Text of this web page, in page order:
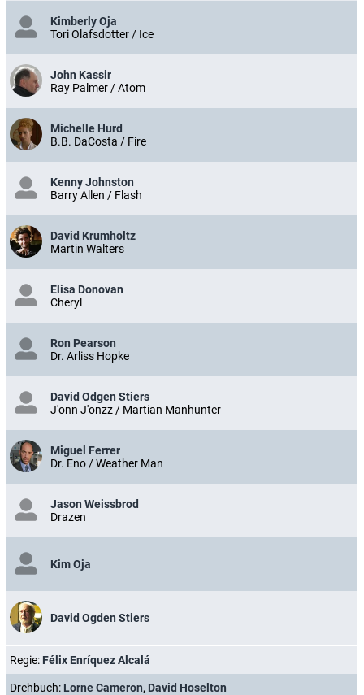
Kimberly Oja
Tori Olafsdotter / Ice
John Kassir
Ray Palmer / Atom
Michelle Hurd
B.B. DaCosta / Fire
Kenny Johnston
Barry Allen / Flash
David Krumholtz
Martin Walters
Elisa Donovan
Cheryl
Ron Pearson
Dr. Arliss Hopke
David Odgen Stiers
J'onn J'onzz / Martian Manhunter
Miguel Ferrer
Dr. Eno / Weather Man
Jason Weissbrod
Drazen
Kim Oja
David Ogden Stiers
Regie: Félix Enríquez Alcalá
Drehbuch: Lorne Cameron, David Hoselton